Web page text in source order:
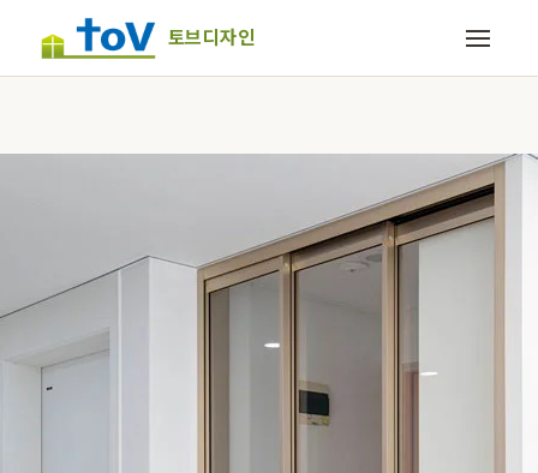
토브디자인